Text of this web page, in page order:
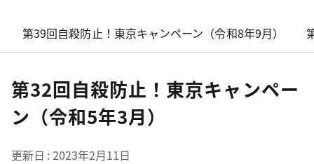
第39回自殺防止！東京キャンペーン（令和8年9月）
第32回自殺防止！東京キャンペー
ン（令和5年3月）
更新日 2023年2月11日